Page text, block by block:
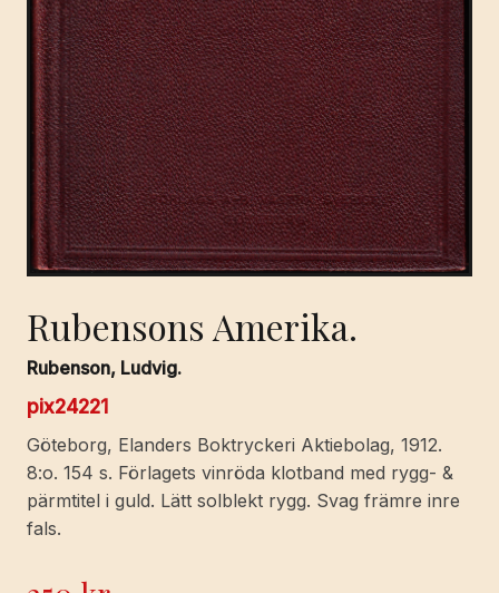
Rubensons Amerika.
Rubenson, Ludvig.
pix24221
Göteborg, Elanders Boktryckeri Aktiebolag, 1912.
8:o. 154 s. Förlagets vinröda klotband med rygg- &
pärmtitel i guld. Lätt solblekt rygg. Svag främre inre
fals.